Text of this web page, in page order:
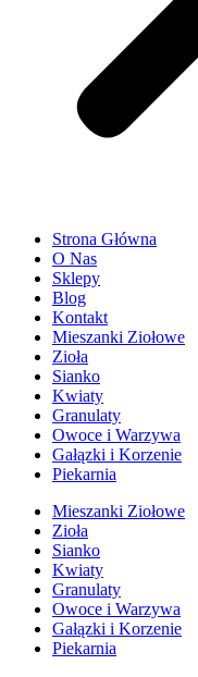
Strona Główna
O Nas
Sklepy
Blog
Kontakt
Mieszanki Ziołowe
Zioła
Sianko
Kwiaty
Granulaty
Owoce i Warzywa
Gałązki i Korzenie
Piekarnia
Mieszanki Ziołowe
Zioła
Sianko
Kwiaty
Granulaty
Owoce i Warzywa
Gałązki i Korzenie
Piekarnia